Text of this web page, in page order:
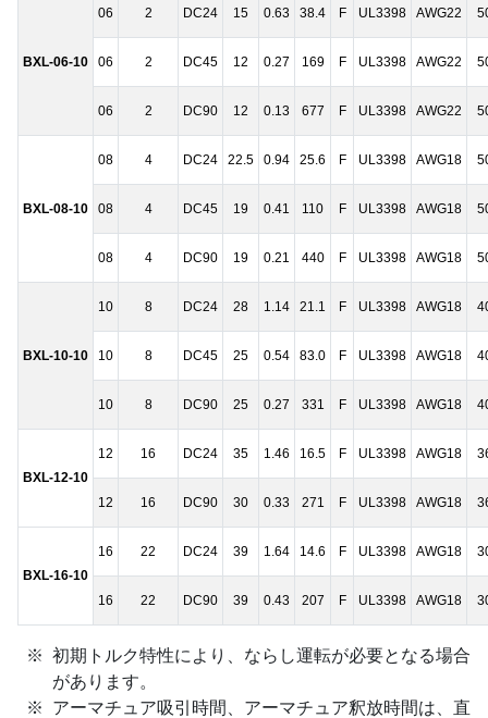
BXL-06-10
06 2 DC24 15 0.63 38.4 F UL3398 AWG22
06 2 DC45 12 0.27 169 F UL3398 AWG22
06 2 DC90 12 0.13 677 F UL3398 AWG22
BXL-08-10
08 4 DC24 22.5 0.94 25.6 F UL3398 AWG18
08 4 DC45 19 0.41 110 F UL3398 AWG18
08 4 DC90 19 0.21 440 F UL3398 AWG18
BXL-10-10
10 8 DC24 28 1.14 21.1 F UL3398 AWG18
10 8 DC45 25 0.54 83.0 F UL3398 AWG18
10 8 DC90 25 0.27 331 F UL3398 AWG18
BXL-12-10
12 16 DC24 35 1.46 16.5 F UL3398 AWG18
12 16 DC90 30 0.33 271 F UL3398 AWG18
BXL-16-10
16 22 DC24 39 1.64 14.6 F UL3398 AWG18
16 22 DC90 39 0.43 207 F UL3398 AWG18
初期トルク特性により、ならし運転が必要となる場合
があります。
アーマチュア吸引時間、アーマチュア釈放時間は、直